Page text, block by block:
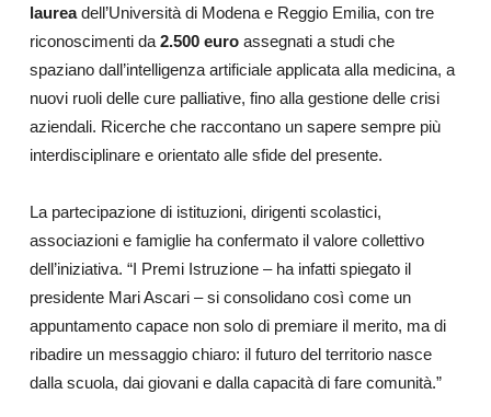
laureadell’Università di Modena e Reggio Emilia, con tre
riconoscimenti da 2.500 euroassegnati a studi che
spaziano dall’intelligenza artificiale applicata alla medicina, a
nuovi ruoli delle cure palliative, fino alla gestione delle crisi
aziendali. Ricerche che raccontano un sapere sempre più
interdisciplinare e orientato alle sfide del presente.
La partecipazione di istituzioni, dirigenti scolastici,
associazioni e famiglie ha confermato il valore collettivo
dell’iniziativa. “I Premi Istruzione – ha infatti spiegato il
presidente Mari Ascari – si consolidano così come un
appuntamento capace non solo di premiare il merito, ma di
ribadire un messaggio chiaro: il futuro del territorio nasce
dalla scuola, dai giovani e dalla capacità di fare comunità.”